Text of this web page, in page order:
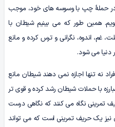
در حملۀ چپ با وسوسه های خود، موجب
همین طور که می بینیم شیطان با
غم، اندوه، نگرانی و ترس کرده و مانع
دنیا می شود.
نه تنها اجازه نمی دهند شیطان مانع
با حملات شیطان رشد کرده و قوی تر
تمرینی نگاه می کنند که نگاهی درست
یک حریف تمرینی است که می تواند